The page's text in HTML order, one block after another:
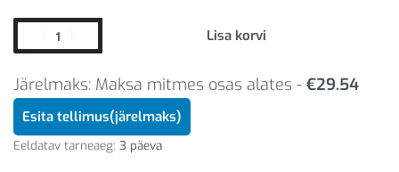
Lisa korvi
Järelmaks: Maksa mitmes osas alates - €29.54
Esita tellimus(järelmaks)
Eeldatav tarneaeg: 3 päeva